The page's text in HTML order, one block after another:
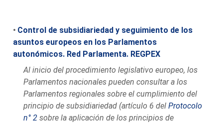
Control de subsidiariedad y seguimiento de los
asuntos europeos en los Parlamentos
autonómicos. Red Parlamenta. REGPEX
Al inicio del procedimiento legislativo europeo, los
Parlamentos nacionales pueden consultar a los
Parlamentos regionales sobre el cumplimiento del
principio de subsidiariedad (artículo 6 delProtocolo
n° 2 sobre la aplicación de los principios de